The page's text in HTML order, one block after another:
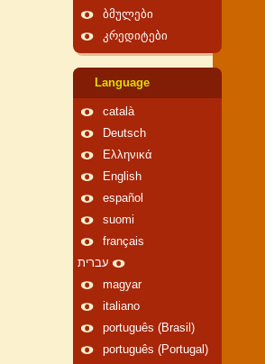
ბმულები
კრედიტები
Language
català
Deutsch
Ελληνικά
English
español
suomi
français
עברית
magyar
italiano
português (Brasil)
português (Portugal)